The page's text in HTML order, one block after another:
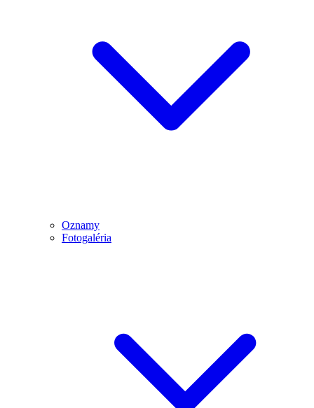
Oznamy
Fotogaléria